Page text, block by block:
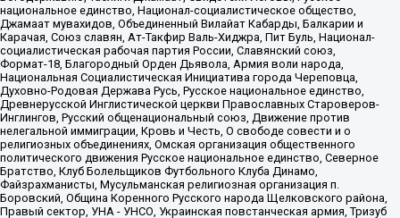
национальное единство, Национал-социалистическое общество,
Джамаат мувахидов, Объединенный Вилайат Кабарды, Балкарии и
Карачая, Союз славян, Ат-Такфир Валь-Хиджра, Пит Буль, Национал-
социалистическая рабочая партия России, Славянский союз,
Формат-18, Благородный Орден Дьявола, Армия воли народа,
Национальная Социалистическая Инициатива города Череповца,
Духовно-Родовая Держава Русь, Русское национальное единство,
Древнерусской Инглистической церкви Православных Староверов-
Инглингов, Русский общенациональный союз, Движение против
нелегальной иммиграции, Кровь и Честь, О свободе совести и о
религиозных объединениях, Омская организация общественного
политического движения Русское национальное единство, Северное
Братство, Клуб Болельщиков Футбольного Клуба Динамо,
Файзрахманисты, Мусульманская религиозная организация п.
Боровский, Община Коренного Русского народа Щелковского района,
Правый сектор, УНА - УНСО, Украинская повстанческая армия, Тризуб